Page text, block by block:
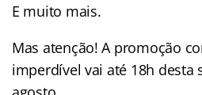
E muito mais.
Mas atenção! A promoção
imperdível vai até 18h desta